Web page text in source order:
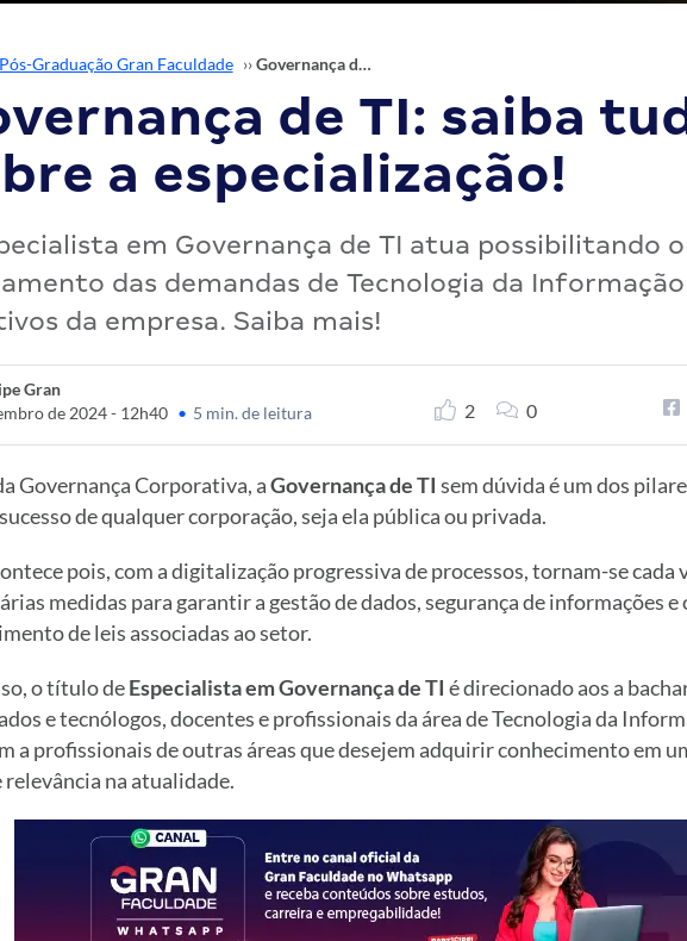
Pós-Graduação Gran Faculdade ›› Governança de TI: saiba tudo sobre a especialização!
de TI: saiba
a especialização!
em Governança de TI atua possibilitando o
das demandas de Tecnologia da Informação
da empresa. Saiba mais!
Gran
de 2024 - 12h40 • 5 min. de leitura 2 0
Governança Corporativa, aGovernança de TI sem dúvida é um dos
de qualquer corporação, seja ela pública ou privada.
pois, com a digitalização progressiva de processos, tornam-se cada
medidas para garantir a gestão de dados, segurança de informações e
de leis associadas ao setor.
o título deEspecialista em Governança de TI é direcionado aos a
e tecnólogos, docentes e profissionais da área de Tecnologia da
a profissionais de outras áreas que desejem adquirir conhecimento em
relevância na atualidade.